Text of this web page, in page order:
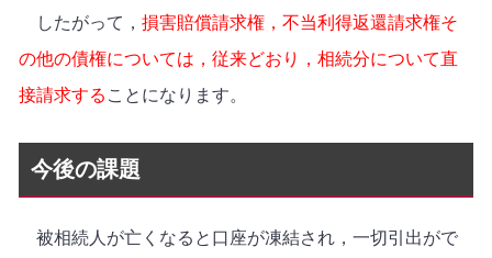
したがって， 損害賠償請求権，不当利得返還請求権そ
の他の債権については，従来どおり，相続分について直
接請求する ことになります。
今後の課題
被相続人が亡くなると口座が凍結され，一切引出がで